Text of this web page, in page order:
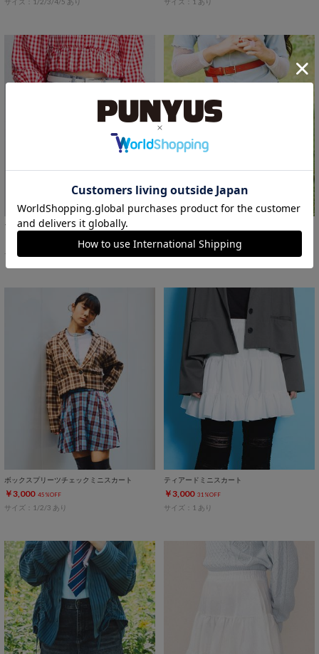
フリルデニムミニスカート
サイズ：1/2/3/4/5 あり
￥3,000 45%OFF
ボックスプリーツチェックミニスカート
￥3,000 45%OFF
サイズ：1/2/3 あり
ティアードミニスカート
￥3,000 31%OFF
サイズ：1 あり